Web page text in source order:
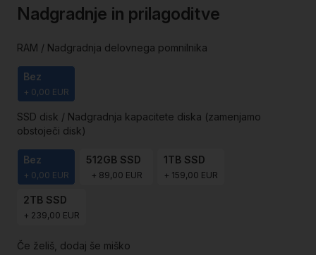
Nadgradnje in prilagoditve
RAM / Nadgradnja delovnega pomnilnika
Bez
+ 0,00 EUR
SSD disk / Nadgradnja kapacitete diska (zamenjamo
obstoječi disk)
Bez
+ 0,00 EUR
512GB SSD
+ 89,00 EUR
1TB SSD
+ 159,00 EUR
2TB SSD
+ 239,00 EUR
Če želiš, dodaj še miško